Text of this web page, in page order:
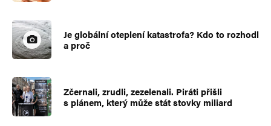
Je globální oteplení katastrofa? Kdo to rozhodl
a proč
Zčernali, zrudli, zezelenali. Piráti přišli
s plánem, který může stát stovky miliard